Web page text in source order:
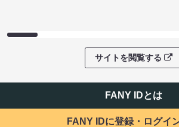
サイトを閲覧する
FANY IDとは
FANY IDに登録・ログイ